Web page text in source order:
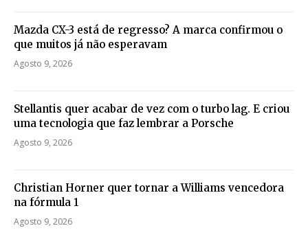
Mazda CX-3 está de regresso? A marca confirmou o
que muitos já não esperavam
Agosto 9, 2026
Stellantis quer acabar de vez com o turbo lag. E criou
uma tecnologia que faz lembrar a Porsche
Agosto 9, 2026
Christian Horner quer tornar a Williams vencedora
na fórmula 1
Agosto 9, 2026